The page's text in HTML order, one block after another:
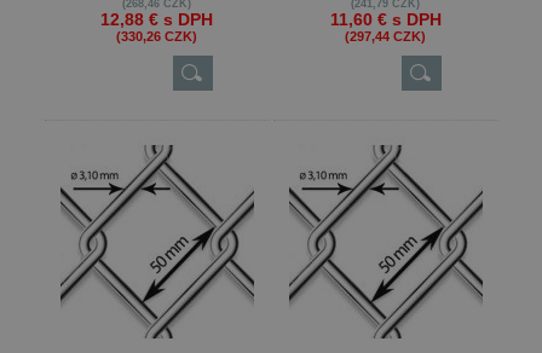
(268,46 CZK)
12,88 € s DPH
(330,26 CZK)
(241,79 CZK)
11,60 € s DPH
(297,44 CZK)